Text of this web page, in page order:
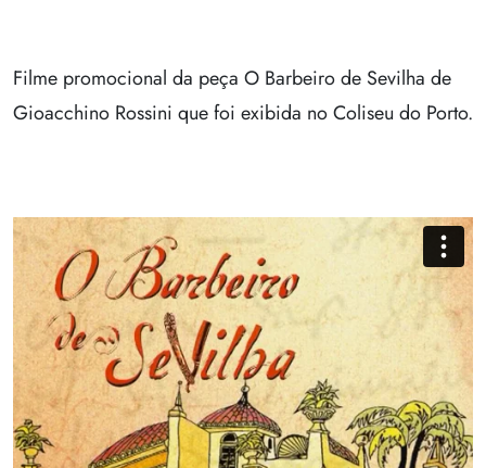
Filme promocional da peça O Barbeiro de Sevilha de
Gioacchino Rossini que foi exibida no Coliseu do Porto.